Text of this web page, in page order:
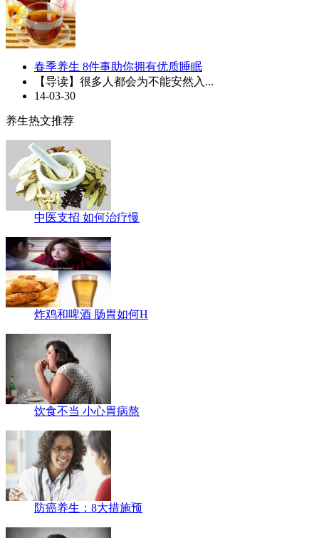
春季养生 8件事助你拥有优质睡眠
【导读】很多人都会为不能安然入...
14-03-30
养生热文推荐
中医支招 如何治疗慢
炸鸡和啤酒 肠胃如何H
饮食不当 小心胃病熬
防癌养生：8大措施预